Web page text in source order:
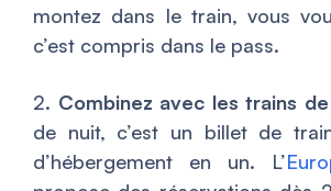
montez dans le train, vous
c’est compris dans le pass.
2. Combinez avec les trains
de nuit, c’est un billet de
d’hébergement en un. L’